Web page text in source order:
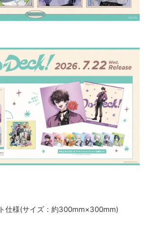
仕様(サイズ：約300mm×300mm)